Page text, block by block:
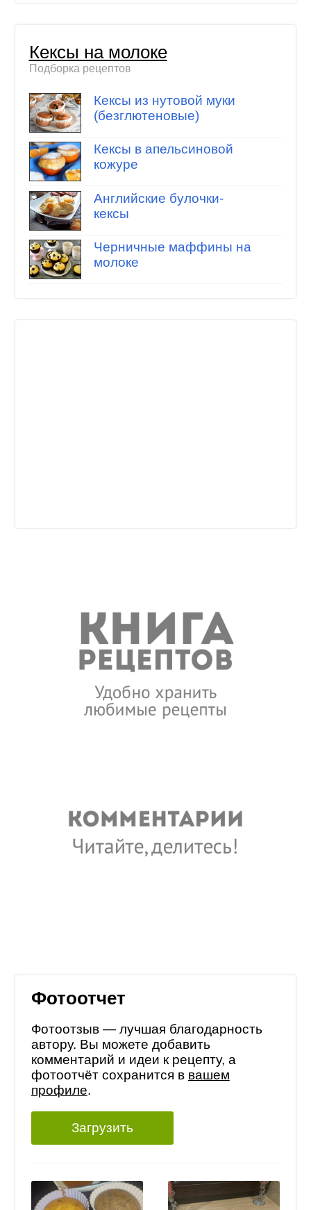
Кексы на молоке
Подборка рецептов
Кексы из нутовой муки
(безглютеновые)
Кексы в апельсиновой
кожуре
Английские булочки-
кексы
Черничные маффины на
молоке
Фотоотчет
Фотоотзыв — лучшая благодарность
автору. Вы можете добавить
комментарий и идеи к рецепту, а
фотоотчёт сохранится в вашем
профиле.
Загрузить